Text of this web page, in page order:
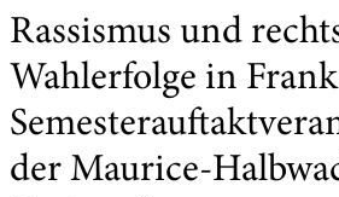
Rassismus und
Wahlerfolge in
der Maurice-